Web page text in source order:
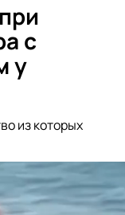
с
у
из которых